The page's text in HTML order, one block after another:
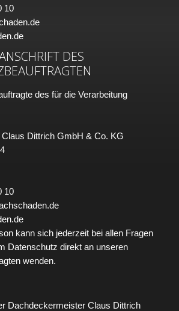
10
DES
des für die Verarbeitung
Dittrich GmbH & Co. KG
10
kann sich jederzeit bei allen Fragen
Datenschutz direkt an unseren
wenden.
Dachdeckermeister Claus Dittrich